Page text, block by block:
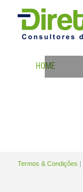
HOME
Termos & Condições |